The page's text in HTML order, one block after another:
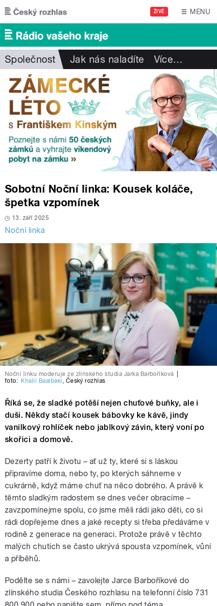
Přejít k hlavnímu obsahu
ŽIVĚ MENU
Společnost Jak nás naladíte Více…
Sobotní Noční linka: Kousek koláče,
špetka vzpomínek
13. září 2025
Noční linka
Noční linku moderuje ze zlínského studia Jarka Barboříková
foto: Khalil Baalbaki , Český rozhlas
Říká se, že sladké potěší nejen chuťové buňky, ale i
duši. Někdy stačí kousek bábovky ke kávě, jindy
vanilkový rohlíček nebo jablkový závin, který voní po
skořici a domově.
Dezerty patří k životu – ať už ty, které si s láskou
připravíme doma, nebo ty, po kterých sáhneme v
cukrárně, když máme chuť na něco dobrého. A právě k
těmto sladkým radostem se dnes večer obracíme –
zavzpomínejme spolu, co jsme měli rádi jako děti, co si
rádi dopřejeme dnes a jaké recepty si třeba předáváme v
rodině z generace na generaci. Protože právě v těchto
malých chutích se často ukrývá spousta vzpomínek, vůní
a příběhů.
Podělte se s námi – zavolejte Jarce Barboříkové do
zlínského studia Českého rozhlasu na telefonní číslo 731